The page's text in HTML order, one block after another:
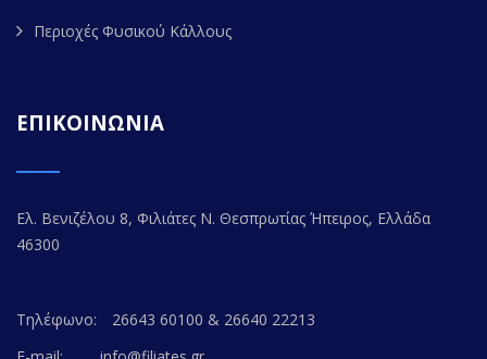
Περιοχές Φυσικού Κάλλους
ΕΠΙΚΟΙΝΩΝΙΑ
Ελ. Βενιζέλου 8, Φιλιάτες Ν. Θεσπρωτίας Ήπειρος, Ελλάδα
46300
Τηλέφωνο:
26643 60100 & 26640 22213